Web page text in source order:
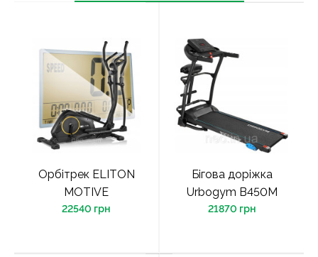
Орбітрек ELITON
MOTIVE
22540 грн
Бігова доріжка
Urbogym В450М
21870 грн